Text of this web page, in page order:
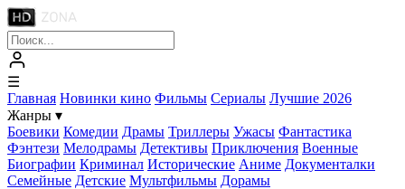
☰
Главная Новинки кино Фильмы Сериалы Лучшие 2026
Жанры ▾
Боевики Комедии Драмы Триллеры Ужасы Фантастика
Фэнтези Мелодрамы Детективы Приключения Военные
Биографии Криминал Исторические Аниме Документалки
Семейные Детские Мультфильмы Дорамы